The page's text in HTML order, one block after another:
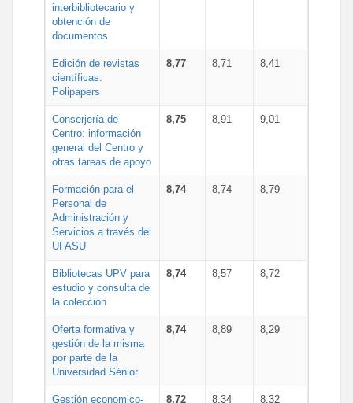
interbibliotecario y
obtención de
documentos
Edición de revistas
científicas:
Polipapers
8,77 8,71 8,41
Conserjería de
Centro: información
general del Centro y
otras tareas de apoyo
8,75 8,91 9,01
Formación para el
Personal de
Administración y
Servicios a través del
UFASU
8,74 8,74 8,79
Bibliotecas UPV para
estudio y consulta de
la colección
8,74 8,57 8,72
Oferta formativa y
gestión de la misma
por parte de la
Universidad Sénior
8,74 8,89 8,29
Gestión economico- 8,72 8,34 8,32